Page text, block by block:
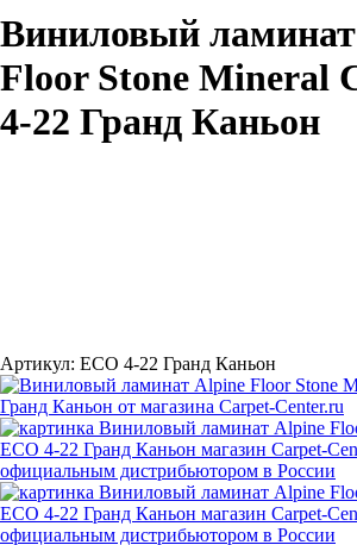
Виниловый
Floor Stone Mineral
4-22 Гранд Каньон
Артикул: ЕСО 4-22 Гранд Каньон